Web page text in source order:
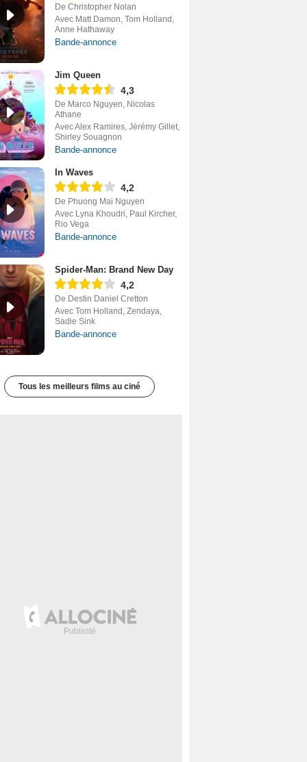
De Christopher Nolan
Avec Matt Damon, Tom Holland,
Anne Hathaway
Bande-annonce
Jim Queen
4,3
De Marco Nguyen, Nicolas
Athane
Avec Alex Ramires, Jérémy Gillet,
Shirley Souagnon
Bande-annonce
In Waves
4,2
De Phuong Mai Nguyen
Avec Lyna Khoudri, Paul Kircher,
Rio Vega
Bande-annonce
Spider-Man: Brand New Day
4,2
De Destin Daniel Cretton
Avec Tom Holland, Zendaya,
Sadie Sink
Bande-annonce
Tous les meilleurs films au ciné